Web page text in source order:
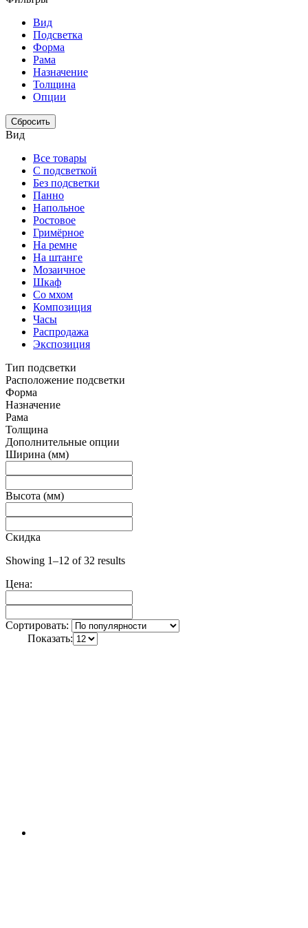
Вид
Подсветка
Форма
Рама
Назначение
Толщина
Опции
Сбросить
Вид
Все товары
С подсветкой
Без подсветки
Панно
Напольное
Ростовое
Гримёрное
На ремне
На штанге
Мозаичное
Шкаф
Со мхом
Композиция
Часы
Распродажа
Экспозиция
Тип подсветки
Расположение подсветки
Форма
Назначение
Рама
Толщина
Дополнительные опции
Ширина (мм)
Высота (мм)
Скидка
Showing 1–12 of 32 results
Цена:
Сортировать:
Показать: